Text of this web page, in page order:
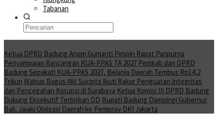
Tabanan
Ketua DPRD Badung Anom Gumanti Pimpin Rapat Paripurna
Penyampaian Rancangan KUA-PPAS TA 2027 Pemkab dan DPRD
Badung Sepakati KUA-PPAS 2027, Belanja Daerah Tembus Rp14,2
Triliun Wabup Bagus Alit Sucipta Ikuti Rakor Penguatan Integritas
dan Pencegahan Korupsi di Surabaya Ketua Komisi III DPRD Badung
Dukung Eksekutif Terbitkan OD Bupati Badung Dampingi Gubernur
Bali, Jajaki Obligasi Daerah ke Pemprov DKI Jakarta